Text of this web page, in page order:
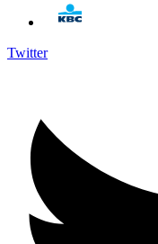
Twitter